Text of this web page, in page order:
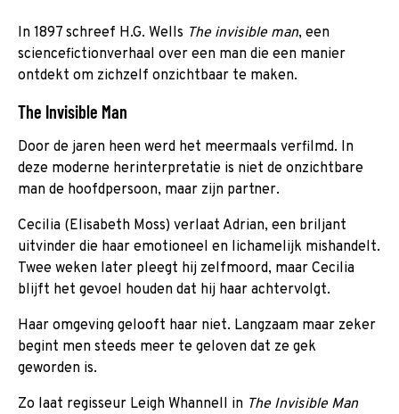
In 1897 schreef H.G. Wells The invisible man, een
sciencefictionverhaal over een man die een manier
ontdekt om zichzelf onzichtbaar te maken.
The Invisible Man
Door de jaren heen werd het meermaals verfilmd. In
deze moderne herinterpretatie is niet de onzichtbare
man de hoofdpersoon, maar zijn partner.
Cecilia (Elisabeth Moss) verlaat Adrian, een briljant
uitvinder die haar emotioneel en lichamelijk mishandelt.
Twee weken later pleegt hij zelfmoord, maar Cecilia
blijft het gevoel houden dat hij haar achtervolgt.
Haar omgeving gelooft haar niet. Langzaam maar zeker
begint men steeds meer te geloven dat ze gek
geworden is.
Zo laat regisseur Leigh Whannell in The Invisible Man